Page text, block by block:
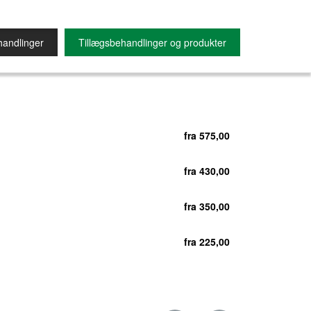
Tillægsbehandlinger og produkter
fra 575,00
fra 430,00
fra 350,00
fra 225,00